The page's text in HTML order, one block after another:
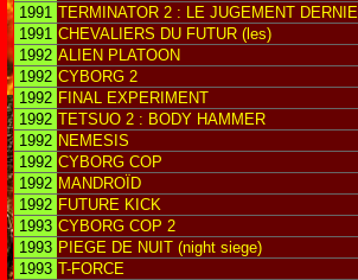
1991 TERMINATOR 2 : LE JUGEMENT
1991 CHEVALIERS DU FUTUR (les)
1992 ALIEN PLATOON
1992 CYBORG 2
1992 FINAL EXPERIMENT
1992 TETSUO 2 : BODY HAMMER
1992 NEMESIS
1992 CYBORG COP
1992 MANDROÏD
1992 FUTURE KICK
1993 CYBORG COP 2
1993 PIEGE DE NUIT (night siege)
1993 T-FORCE